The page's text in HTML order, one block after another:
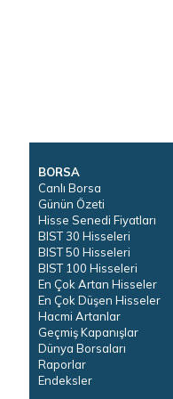
BORSA
Canlı Borsa
Günün Özeti
Hisse Senedi Fiyatları
BIST 30 Hisseleri
BIST 50 Hisseleri
BIST 100 Hisseleri
En Çok Artan Hisseler
En Çok Düşen Hisseler
Hacmi Artanlar
Geçmiş Kapanışlar
Dünya Borsaları
Raporlar
Endeksler